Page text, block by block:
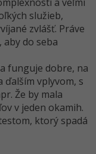
služieb,
zvlášť. Práve
do seba
funguje dobre, na
vplyvom, s
Že by mala
v jeden okamih.
ktorý spadá